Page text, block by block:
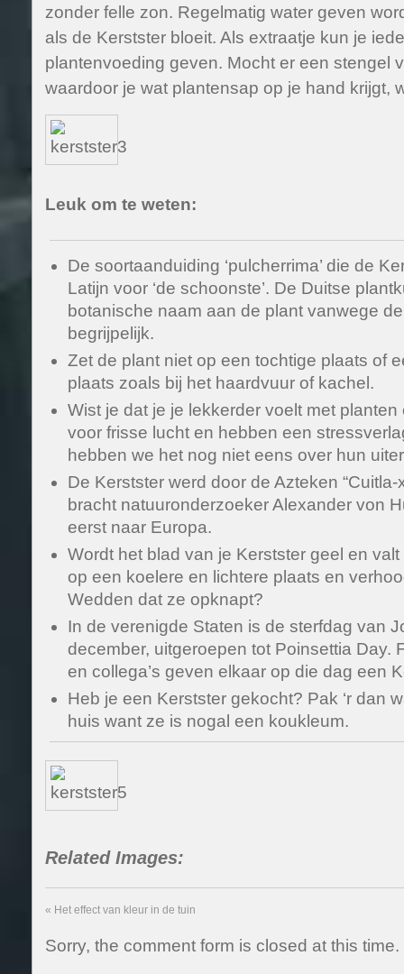
zonder felle zon. Regelmatig water geven
als de Kerstster bloeit. Als extraatje kun je
plantenvoeding geven. Mocht er een stengel
waardoor je wat plantensap op je hand krijgt,
Leuk om te weten:
De soortaanduiding ‘pulcherrima’ die de
Latijn voor ‘de schoonste’. De Duitse
botanische naam aan de plant vanwege
begrijpelijk.
Zet de plant niet op een tochtige plaats of
plaats zoals bij het haardvuur of kachel.
Wist je dat je je lekkerder voelt met
voor frisse lucht en hebben een
hebben we het nog niet eens over hun
De Kerstster werd door de Azteken
bracht natuuronderzoeker Alexander von
eerst naar Europa.
Wordt het blad van je Kerstster geel en
op een koelere en lichtere plaats en
Wedden dat ze opknapt?
In de verenigde Staten is de sterfdag van
december, uitgeroepen tot Poinsettia Day.
en collega’s geven elkaar op die dag een
Heb je een Kerstster gekocht? Pak ‘r dan
huis want ze is nogal een koukleum.
Related Images:
« Het effect van kleur in de tuin
Sorry, the comment form is closed at this time.